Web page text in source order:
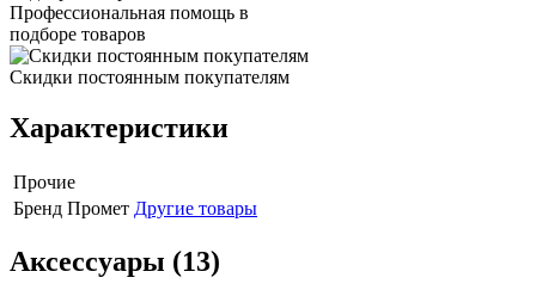
Профессиональная помощь в
подборе товаров
Скидки постоянным покупателям
Характеристики
Прочие
Бренд Промет Другие товары
Аксессуары (13)